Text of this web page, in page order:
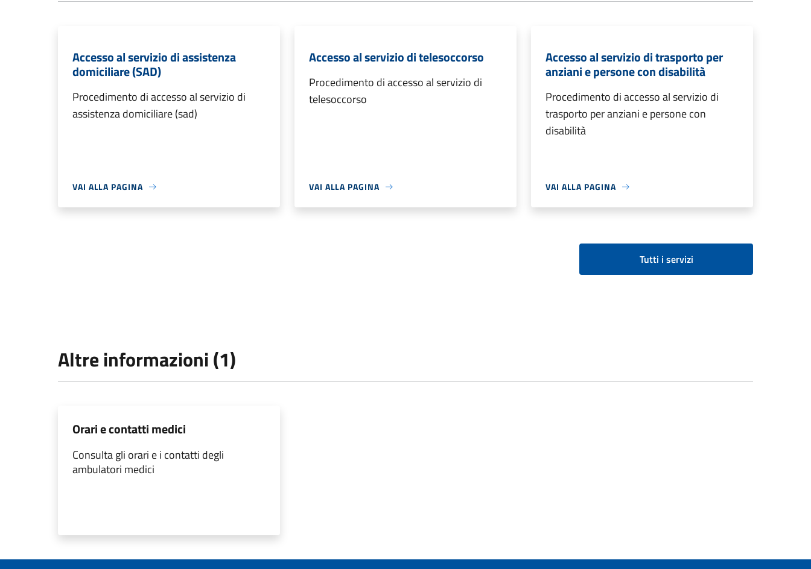
Accesso al servizio di assistenza
domiciliare (SAD)
Procedimento di accesso al servizio di
assistenza domiciliare (sad)
VAI ALLA PAGINA
Accesso al servizio di telesoccorso
Procedimento di accesso al servizio di
telesoccorso
VAI ALLA PAGINA
Accesso al servizio di trasporto per
anziani e persone con disabilità
Procedimento di accesso al servizio di
trasporto per anziani e persone con
disabilità
VAI ALLA PAGINA
Tutti i servizi
Altre informazioni (1)
Orari e contatti medici
Consulta gli orari e i contatti degli
ambulatori medici